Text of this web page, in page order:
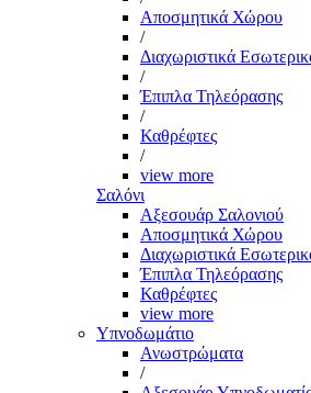
Αποσμητικά Χώρου
/
Διαχωριστικά
/
Έπιπλα Τηλεόρασης
/
Καθρέφτες
/
view more
Σαλόνι
Αξεσουάρ Σαλονιού
Αποσμητικά Χώρου
Διαχωριστικά
Έπιπλα Τηλεόρασης
Καθρέφτες
view more
Υπνοδωμάτιο
Ανωστρώματα
/